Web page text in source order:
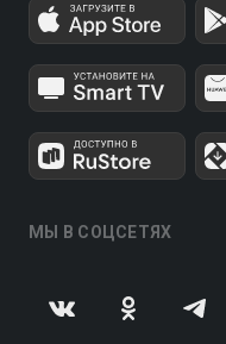
МЫ В СОЦСЕТЯХ